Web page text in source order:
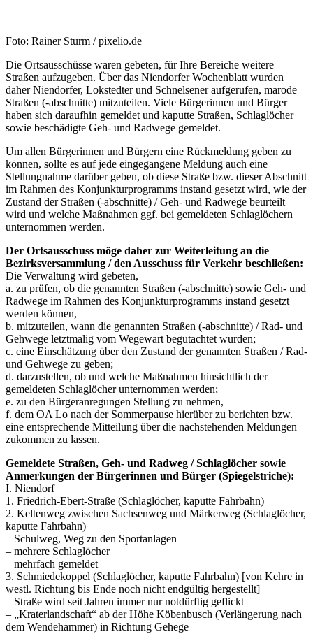
Foto: Rainer Sturm / pixelio.de
Die Ortsausschüsse waren gebeten, für Ihre Bereiche weitere
Straßen aufzugeben. Über das Niendorfer Wochenblatt wurden
daher Niendorfer, Lokstedter und Schnelsener aufgerufen, marode
Straßen (-abschnitte) mitzuteilen. Viele Bürgerinnen und Bürger
haben sich daraufhin gemeldet und kaputte Straßen, Schlaglöcher
sowie beschädigte Geh- und Radwege gemeldet.
Um allen Bürgerinnen und Bürgern eine Rückmeldung geben zu
können, sollte es auf jede eingegangene Meldung auch eine
Stellungnahme darüber geben, ob diese Straße bzw. dieser Abschnitt
im Rahmen des Konjunkturprogramms instand gesetzt wird, wie der
Zustand der Straßen (-abschnitte) / Geh- und Radwege beurteilt
wird und welche Maßnahmen ggf. bei gemeldeten Schlaglöchern
unternommen werden.
Der Ortsausschuss möge daher zur Weiterleitung an die
Bezirksversammlung / den Ausschuss für Verkehr beschließen:
Die Verwaltung wird gebeten,
a. zu prüfen, ob die genannten Straßen (-abschnitte) sowie Geh- und
Radwege im Rahmen des Konjunkturprogramms instand gesetzt
werden können,
b. mitzuteilen, wann die genannten Straßen (-abschnitte) / Rad- und
Gehwege letztmalig vom Wegewart begutachtet wurden;
c. eine Einschätzung über den Zustand der genannten Straßen / Rad-
und Gehwege zu geben;
d. darzustellen, ob und welche Maßnahmen hinsichtlich der
gemeldeten Schlaglöcher unternommen werden;
e. zu den Bürgeranregungen Stellung zu nehmen,
f. dem OA Lo nach der Sommerpause hierüber zu berichten bzw.
eine entsprechende Mitteilung über die nachstehenden Meldungen
zukommen zu lassen.
Gemeldete Straßen, Geh- und Radweg / Schlaglöcher sowie
Anmerkungen der Bürgerinnen und Bürger (Spiegelstriche):
I. Niendorf
1. Friedrich-Ebert-Straße (Schlaglöcher, kaputte Fahrbahn)
2. Keltenweg zwischen Sachsenweg und Märkerweg (Schlaglöcher,
kaputte Fahrbahn)
– Schulweg, Weg zu den Sportanlagen
– mehrere Schlaglöcher
– mehrfach gemeldet
3. Schmiedekoppel (Schlaglöcher, kaputte Fahrbahn) [von Kehre in
westl. Richtung bis Ende noch nicht endgültig hergestellt]
– Straße wird seit Jahren immer nur notdürftig geflickt
– „Kraterlandschaft“ ab der Höhe Köbenbusch (Verlängerung nach
dem Wendehammer) in Richtung Gehege